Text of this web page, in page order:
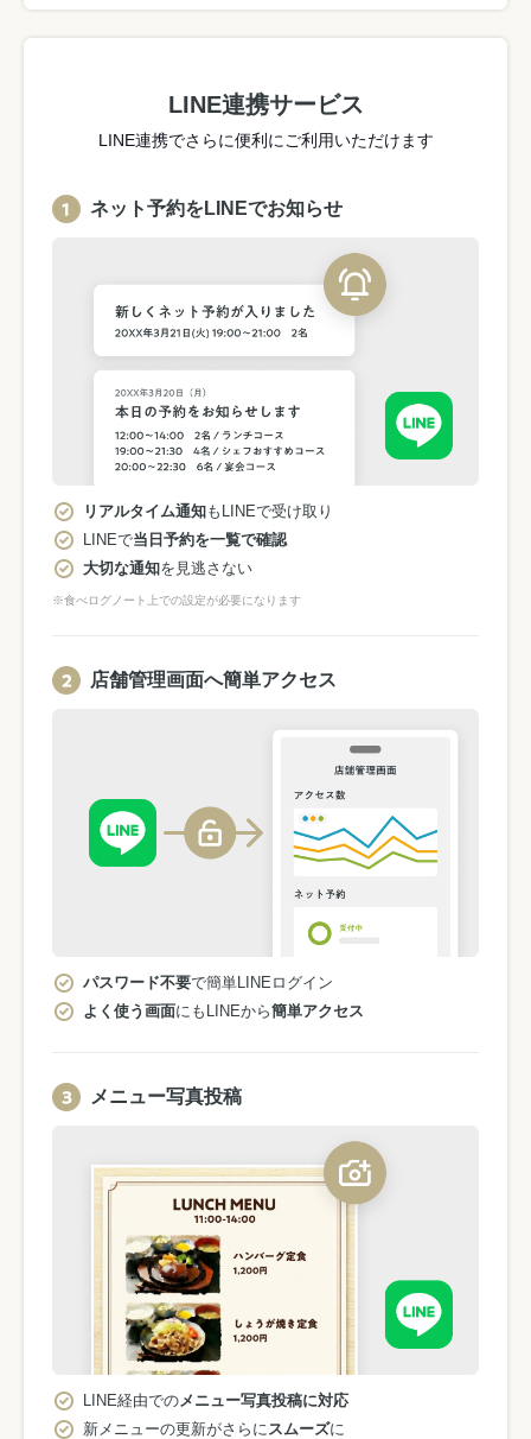
LINE連携サービス
LINE連携でさらに便利にご利用いただけます
ネット予約をLINEでお知らせ
リアルタイム通知もLINEで受け取り
LINEで当日予約を一覧で確認
大切な通知を見逃さない
※食べログノート上での設定が必要になります
店舗管理画面へ簡単アクセス
パスワード不要で簡単LINEログイン
よく使う画面にもLINEから簡単アクセス
メニュー写真投稿
LINE経由での メニュー写真投稿に対応
新メニューの更新がさらに スムーズに